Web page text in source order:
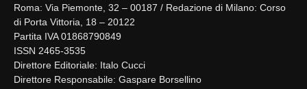
Roma: Via Piemonte, 32 – 00187 / Redazione di Milano: Corso
di Porta Vittoria, 18 – 20122
Partita IVA 01868790849
ISSN 2465-3535
Direttore Editoriale: Italo Cucci
Direttore Responsabile: Gaspare Borsellino